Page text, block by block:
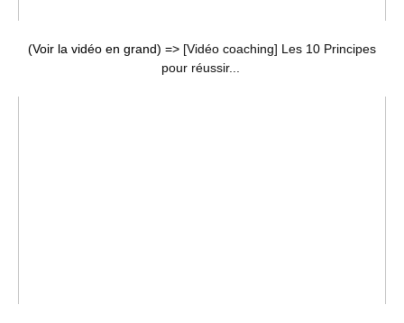
(Voir la vidéo en grand) => [Vidéo coaching] Les 10 Principes
pour réussir...